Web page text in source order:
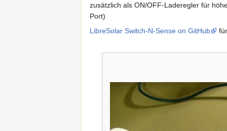
zusätzlich als ON/OFF-Laderegler für
Port)
LibreSolar Switch-N-Sense on GitHub